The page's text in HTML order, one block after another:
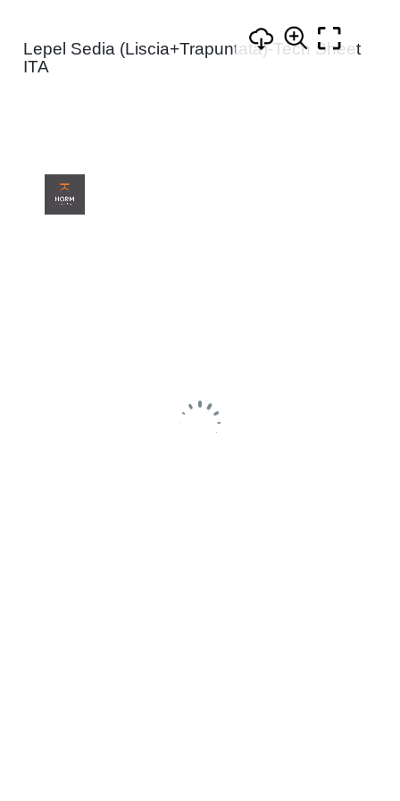
Lepel Sedia (Liscia+Trapuntata)-Tech Sheet
ITA